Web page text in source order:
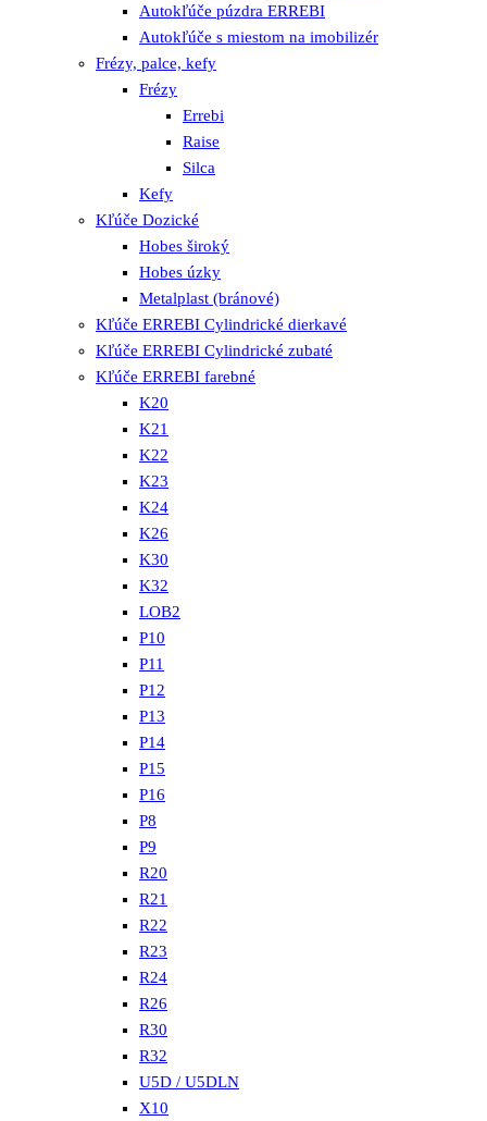
Autokľúče púzdra ERREBI
Autokľúče s miestom na imobilizér
Frézy, palce, kefy
Frézy
Errebi
Raise
Silca
Kefy
Kľúče Dozické
Hobes široký
Hobes úzky
Metalplast (bránové)
Kľúče ERREBI Cylindrické dierkavé
Kľúče ERREBI Cylindrické zubaté
Kľúče ERREBI farebné
K20
K21
K22
K23
K24
K26
K30
K32
LOB2
P10
P11
P12
P13
P14
P15
P16
P8
P9
R20
R21
R22
R23
R24
R26
R30
R32
U5D / U5DLN
X10